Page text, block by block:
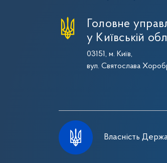
Головне
у Київській
03151, м. Київ,
вул. Святослава
Власність